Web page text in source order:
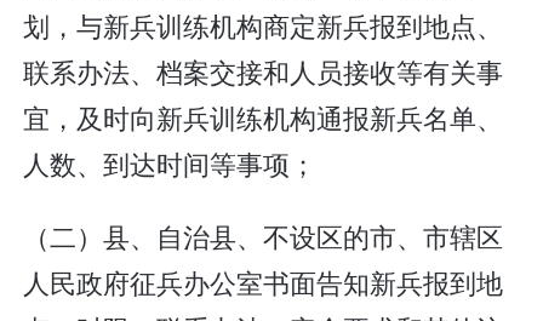
划，与新兵训练机构商定新兵报到地点、
联系办法、档案交接和人员接收等有关事
宜，及时向新兵训练机构通报新兵名单、
人数、到达时间等事项；
（二）县、自治县、不设区的市、市辖区
人民政府征兵办公室书面告知新兵报到地